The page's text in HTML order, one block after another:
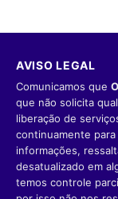
AVISO LEGAL
Comunicamos que
que não solicita
liberação de
continuamente
informações,
desatualizado em
temos controle